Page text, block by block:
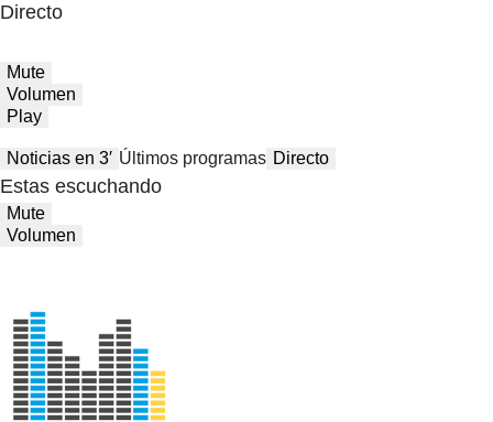
Directo
Mute
Volumen
Play
Noticias en 3′ Últimos programas Directo
Estas escuchando
Mute
Volumen